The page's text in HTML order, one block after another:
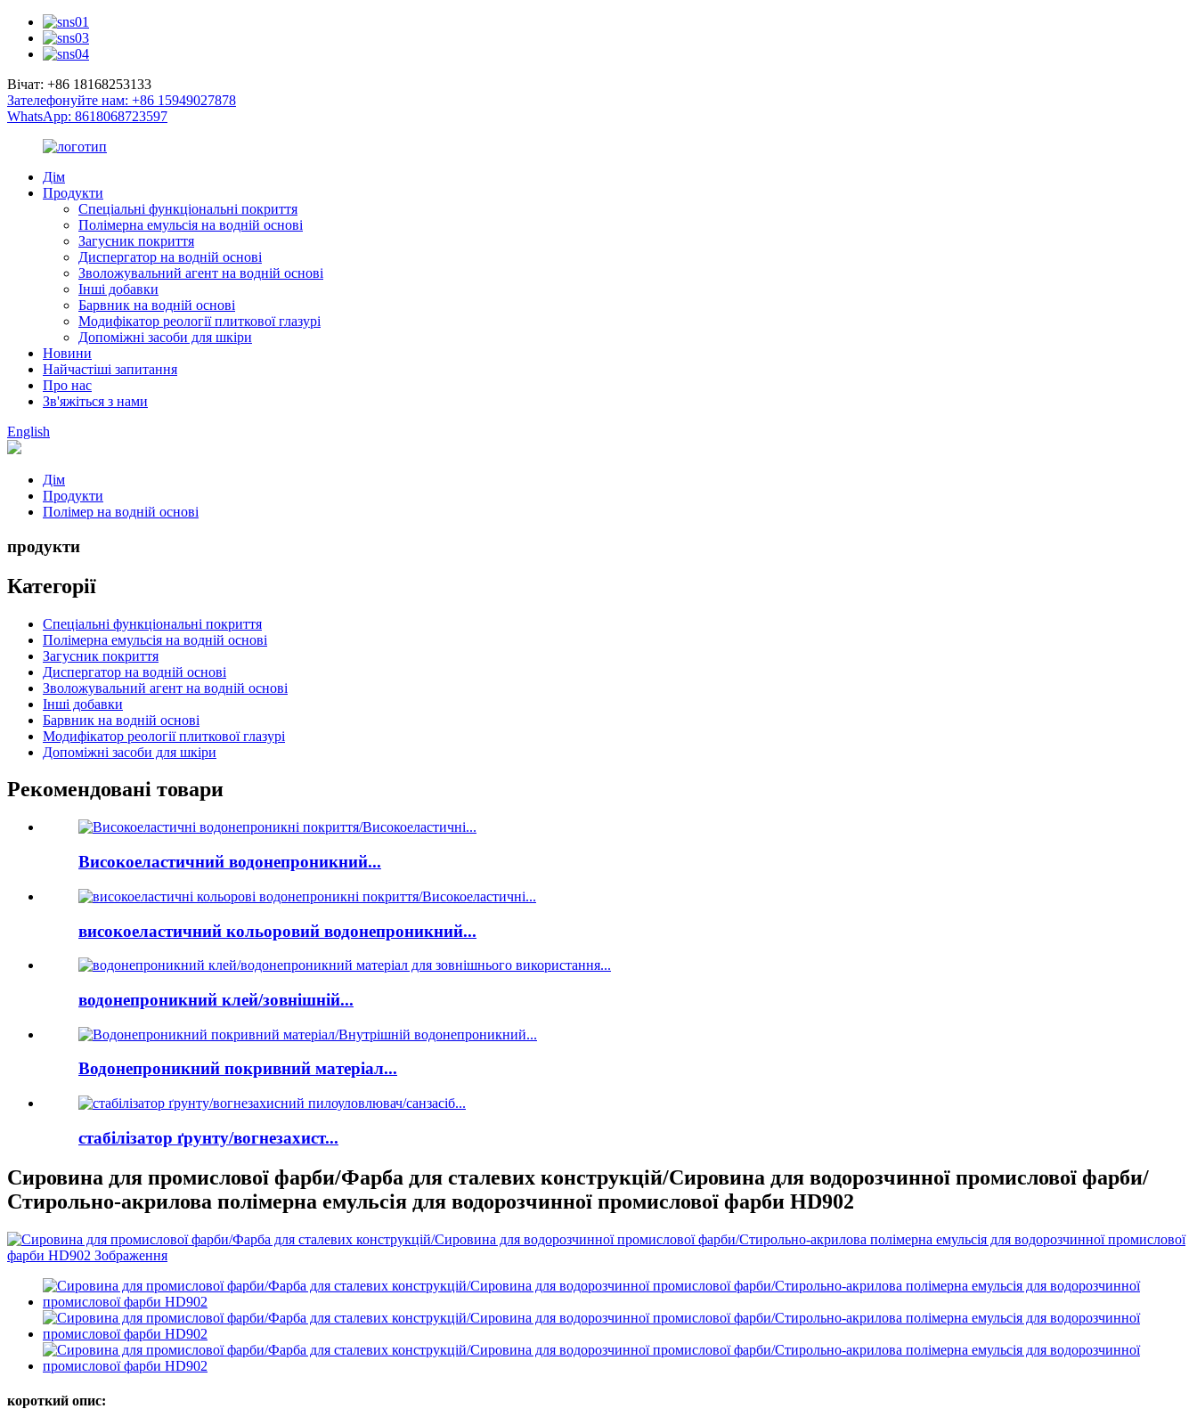
Вічат: +86 18168253133
Зателефонуйте нам: +86 15949027878
WhatsApp: 8618068723597
Дім
Продукти
Спеціальні функціональні покриття
Полімерна емульсія на водній основі
Загусник покриття
Диспергатор на водній основі
Зволожувальний агент на водній основі
Інші добавки
Барвник на водній основі
Модифікатор реології плиткової глазурі
Допоміжні засоби для шкіри
Новини
Найчастіші запитання
Про нас
Зв'яжіться з нами
English
Дім
Продукти
Полімер на водній основі
продукти
Категорії
Спеціальні функціональні покриття
Полімерна емульсія на водній основі
Загусник покриття
Диспергатор на водній основі
Зволожувальний агент на водній основі
Інші добавки
Барвник на водній основі
Модифікатор реології плиткової глазурі
Допоміжні засоби для шкіри
Рекомендовані товари
Високоеластичний водонепроникний...
високоеластичний кольоровий водонепроникний...
водонепроникний клей/зовнішній...
Водонепроникний покривний матеріал...
стабілізатор ґрунту/вогнезахист...
Сировина для промислової фарби/Фарба для сталевих конструкцій/Сировина для водорозчинної промислової фарби/
Стирольно-акрилова полімерна емульсія для водорозчинної промислової фарби HD902
короткий опис: